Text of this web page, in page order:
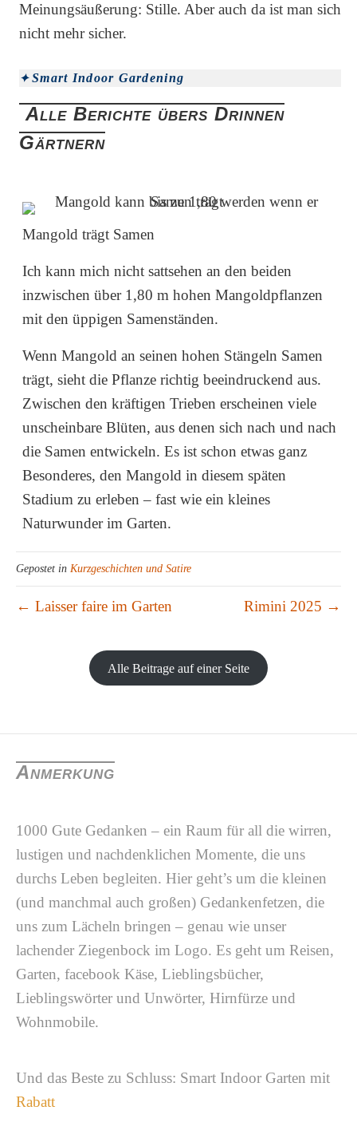
Meinungsäußerung: Stille. Aber auch da ist man sich
nicht mehr sicher.
Smart Indoor Gardening
Alle Berichte übers Drinnen
Gärtnern
Mangold trägt Samen
Ich kann mich nicht sattsehen an den beiden
inzwischen über 1,80 m hohen Mangoldpflanzen
mit den üppigen Samenständen.
Wenn Mangold an seinen hohen Stängeln Samen
trägt, sieht die Pflanze richtig beeindruckend aus.
Zwischen den kräftigen Trieben erscheinen viele
unscheinbare Blüten, aus denen sich nach und nach
die Samen entwickeln. Es ist schon etwas ganz
Besonderes, den Mangold in diesem späten
Stadium zu erleben – fast wie ein kleines
Naturwunder im Garten.
Gepostet in Kurzgeschichten und Satire
← Laisser faire im Garten Rimini 2025 →
Alle Beitrage auf einer Seite
Anmerkung
1000 Gute Gedanken – ein Raum für all die wirren,
lustigen und nachdenklichen Momente, die uns
durchs Leben begleiten. Hier geht’s um die kleinen
(und manchmal auch großen) Gedankenfetzen, die
uns zum Lächeln bringen – genau wie unser
lachender Ziegenbock im Logo. Es geht um Reisen,
Garten, facebook Käse, Lieblingsbücher,
Lieblingswörter und Unwörter, Hirnfürze und
Wohnmobile.
Und das Beste zu Schluss: Smart Indoor Garten mit
Rabatt